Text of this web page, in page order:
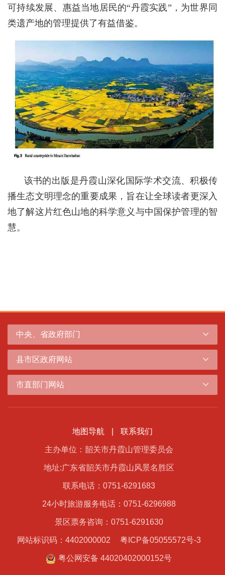
可持续发展、惠益当地居民的“丹霞实践”，为世界同
类遗产地的管理提供了有益借鉴。
该书的出版是丹霞山深化国际学术交流、积极传
播生态文明理念的重要成果，旨在让全球读者更深入
地了解这片红色山地的科学意义与中国保护管理的智
慧。
中央、省政府部门
县市区政府网站
市直部门网站
地图导航 联系我们
主办单位：韶关市丹霞山管理委员会
地址:广东省韶关市丹霞山风景名胜区
联系电话：0751-6291683
24小时旅游服务电话：0751-6296988
景区票务咨询：0751-6291630
网站标识码：4402000002 粤ICP备05055572号-3
粤公网安备 44020402000152号